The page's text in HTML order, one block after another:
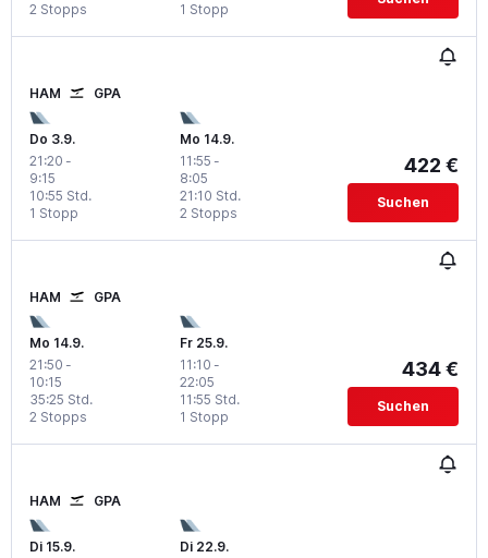
2 Stopps 1 Stopp
HAM GPA
Do 3.9.
21:20 -
9:15
1 Stopp
10:55 Std.
Mo 14.9.
11:55 -
8:05
2 Stopps
21:10 Std.
422 €
Suchen
HAM GPA
Mo 14.9.
21:50 -
10:15
2 Stopps
35:25 Std.
Fr 25.9.
11:10 -
22:05
1 Stopp
11:55 Std.
434 €
Suchen
HAM GPA
Di 15.9.
Di 22.9.